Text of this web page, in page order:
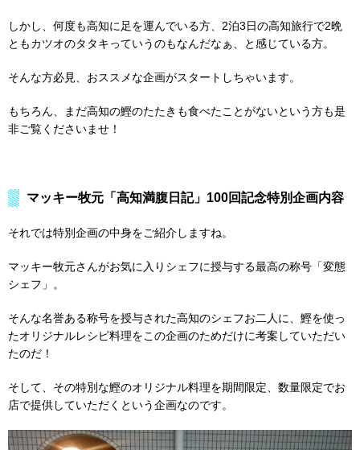
しかし、何度も高知に足を運んでいる方、2泊3日の高知旅行で2晩
ともカツオのタタキっていうのもなんだなぁ、と感じている方。
そんな方必見、おススメな企画がスタートしちゃいます。
もちろん、まだ高知の鰹のたたきも食べたことがないという方も是
非ご覧くださいませ！
マッキー牧元「高知満腹日記」100回記念特別企画内容
それでは特別企画の中身をご紹介しますね。
マッキー牧元さんがお気に入りシェフに授与する最高の称号「変態
シェフ」。
そんな名誉ある称号を授与された高知のシェフお二人に、鰹を使っ
たオリジナルレシピ料理をこの企画のためだけに考案していただい
たのだ！
そして、その特別な鰹のオリジナル料理を期間限定、数量限定でお
店で提供していただくという企画なのです。